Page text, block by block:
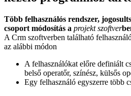
Több felhasználós rendszer,
csoport módosítás a projekt szoftver
A Crm szoftverben található
az alábbi módon
A felhasználókat előre definiált
belső operatőr, színész, külsős
Egy felhasználó egyszerre több